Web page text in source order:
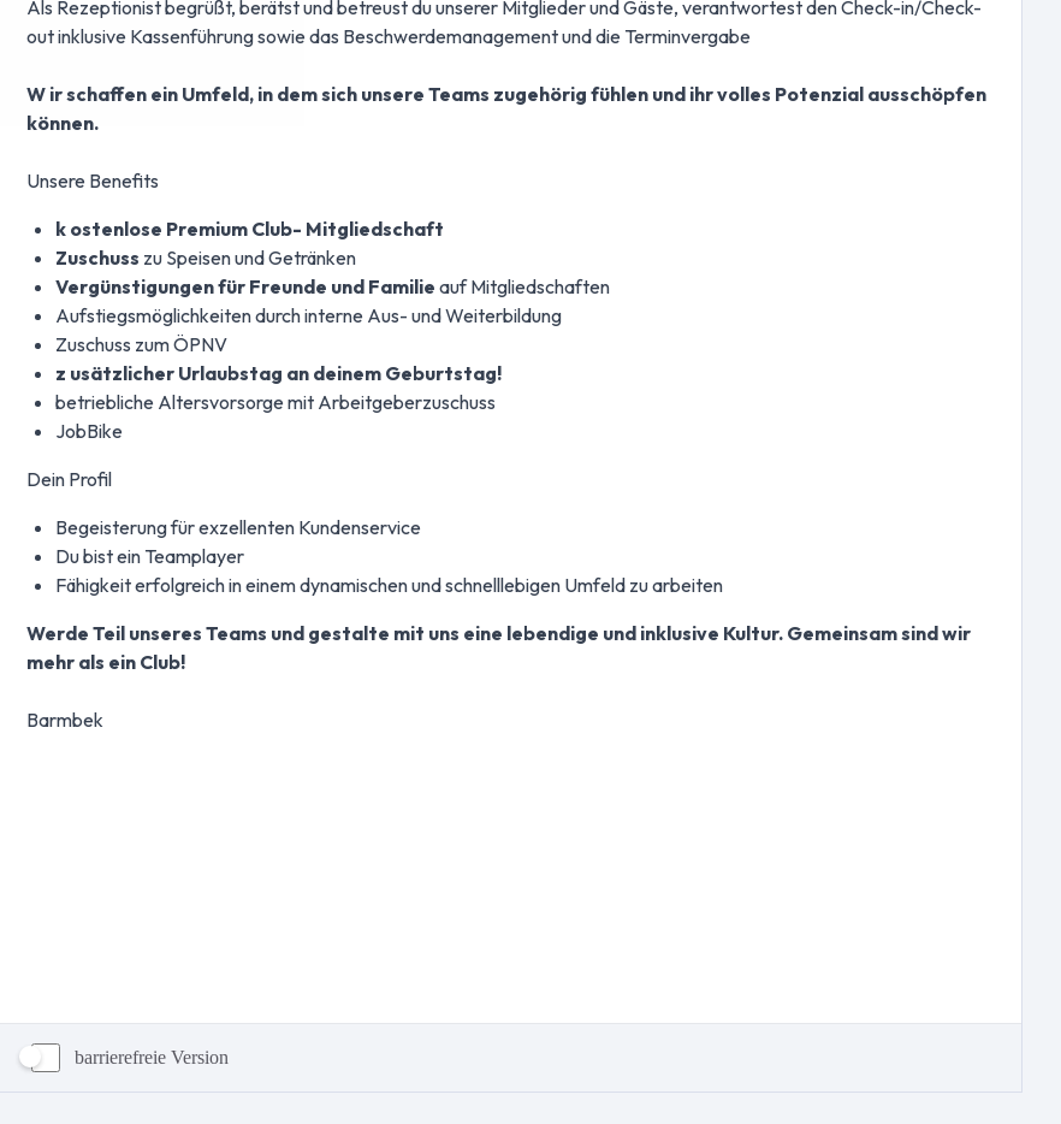
barrierefreie Version